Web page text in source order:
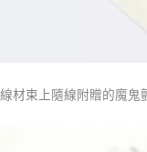
線材束上隨線附贈的魔鬼